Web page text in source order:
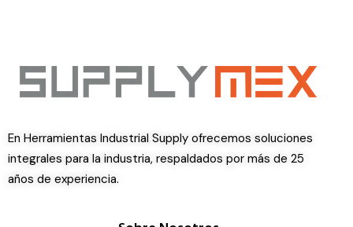
En Herramientas Industrial Supply ofrecemos soluciones
integrales para la industria, respaldados por más de 25
años de experiencia.